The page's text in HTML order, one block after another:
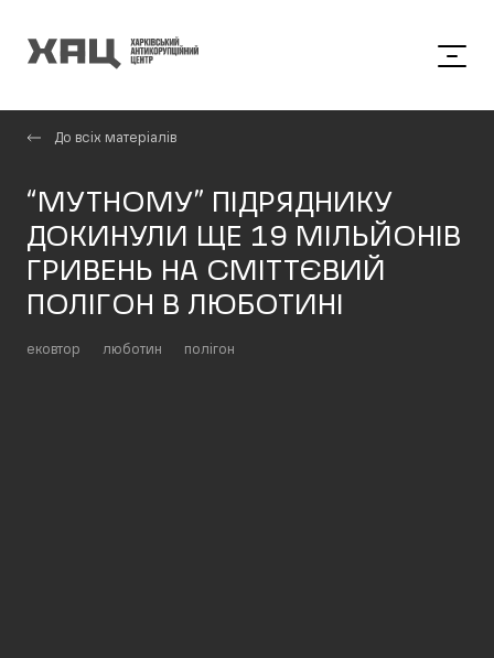
До всіх матеріалів
“МУТНОМУ” ПІДРЯДНИКУ
ДОКИНУЛИ ЩЕ 19 МІЛЬЙОНІВ
ГРИВЕНЬ НА СМІТТЄВИЙ
ПОЛІГОН В ЛЮБОТИНІ
ековтор люботин полігон